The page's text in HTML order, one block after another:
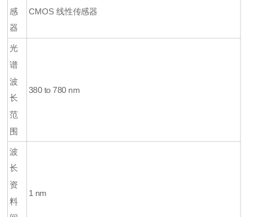
感
器
CMOS 线性传感器
光
谱
波
长
范
围
380 to 780 nm
波
长
资
料
1 nm